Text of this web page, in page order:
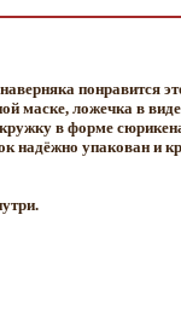
понравится
маске, ложечка в виде
в форме
надёжно упакован и